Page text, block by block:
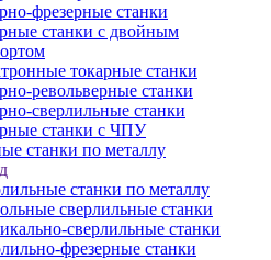
фрезерные станки
станки с двойным
токарные станки
револьверные станки
сверлильные станки
станки с ЧПУ
станки по металлу
станки по металлу
сверлильные станки
сверлильные станки
фрезерные станки